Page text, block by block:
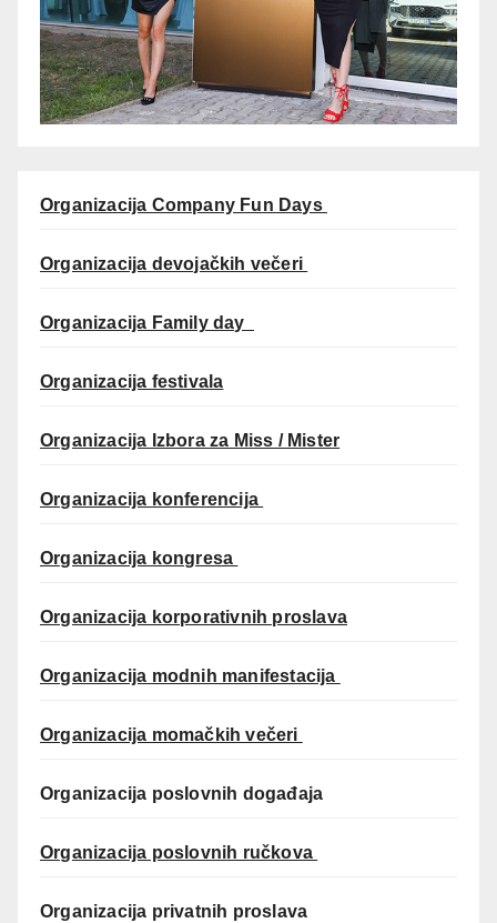
Organizacija Company Fun Days
Organizacija devojačkih večeri
Organizacija Family day
Organizacija festivala
Organizacija Izbora za Miss / Mister
Organizacija konferencija
Organizacija kongresa
Organizacija korporativnih proslava
Organizacija modnih manifestacija
Organizacija momačkih večeri
Organizacija poslovnih događaja
Organizacija poslovnih ručkova
Organizacija privatnih proslava